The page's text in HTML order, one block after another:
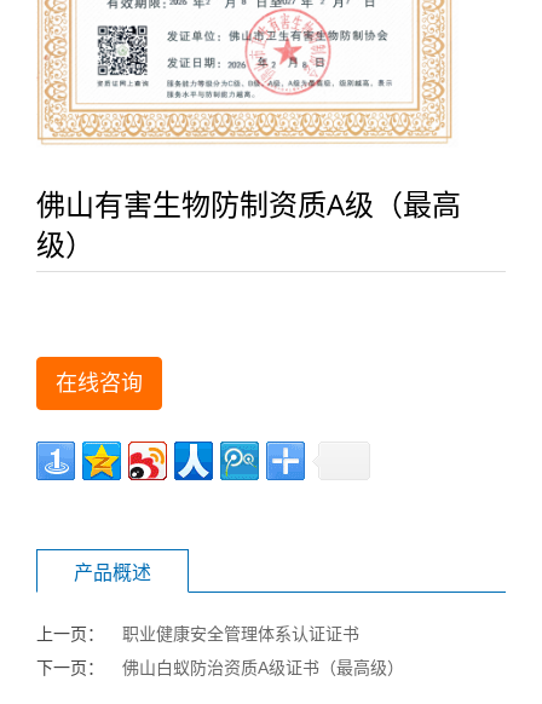
佛山有害生物防制资质A级（最高
级）
在线咨询
产品概述
上一页：
职业健康安全管理体系认证证书
下一页：
佛山白蚁防治资质A级证书（最高级）